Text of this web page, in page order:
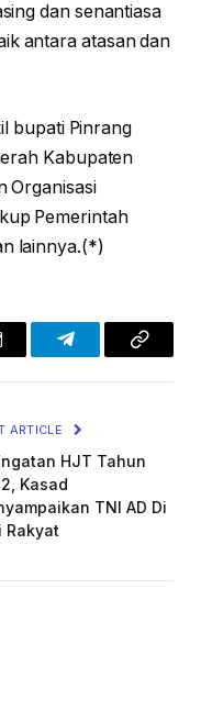
dan senantiasa
antara atasan dan
bupati Pinrang
Kabupaten
Organisasi
Pemerintah
lainnya.(*)
TelegramCopy
ARTICLE
HJT Tahun
Kasad
TNI AD Di
Rakyat